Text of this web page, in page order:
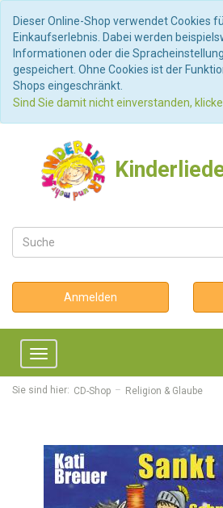
Dieser Online-Shop verwendet Cookies
Einkaufserlebnis. Dabei werden
Informationen oder die
gespeichert. Ohne Cookies ist der
Shops eingeschränkt.
Sind Sie damit nicht einverstanden,
Anmelden
Toggle
navigation
Sie sind hier: CD-Shop Religion & Glaube